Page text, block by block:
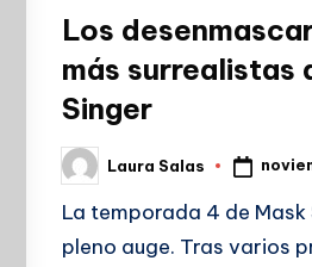
Los
más surrealistas
Singer
Publicado
por
Laura Salas
La temporada 4 de Mask
pleno auge. Tras varios